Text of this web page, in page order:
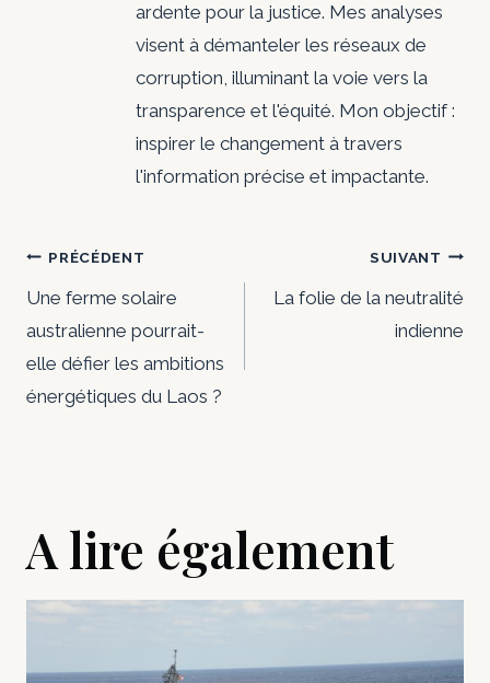
ardente pour la justice. Mes analyses
visent à démanteler les réseaux de
corruption, illuminant la voie vers la
transparence et l'équité. Mon objectif :
inspirer le changement à travers
l'information précise et impactante.
Navigation
de
l’article
PRÉCÉDENT
Une ferme solaire
australienne pourrait-
elle défier les ambitions
énergétiques du Laos ?
SUIVANT
La folie de la neutralité
indienne
A lire également